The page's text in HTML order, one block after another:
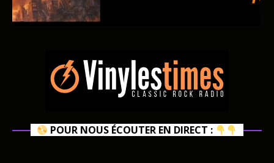
POUR NOUS ÉCOUTER EN DIRECT :